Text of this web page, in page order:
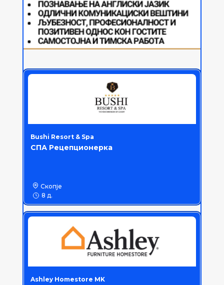
Bushi Resort & Spa
СПА Рецепционерка
Скопје
8 д.
Ashley Homestore MK